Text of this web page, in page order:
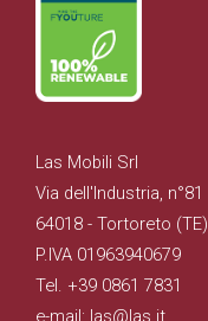
Las Mobili Srl
Via dell'Industria, n°81
64018 - Tortoreto (TE)
P.IVA 01963940679
Tel. +39 0861 7831
e-mail: las@las.it